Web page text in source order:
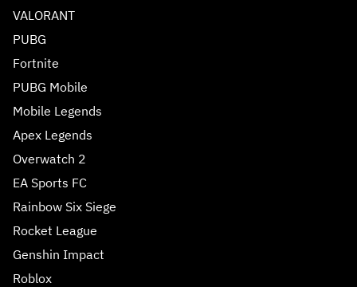
VALORANT
PUBG
Fortnite
PUBG Mobile
Mobile Legends
Apex Legends
Overwatch 2
EA Sports FC
Rainbow Six Siege
Rocket League
Genshin Impact
Roblox